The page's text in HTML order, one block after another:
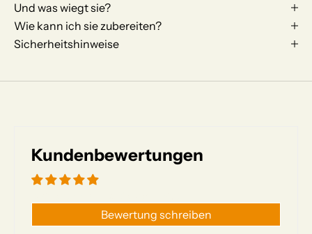
Und was wiegt sie?
Wie kann ich sie zubereiten?
Sicherheitshinweise
Kundenbewertungen
Bewertung schreiben